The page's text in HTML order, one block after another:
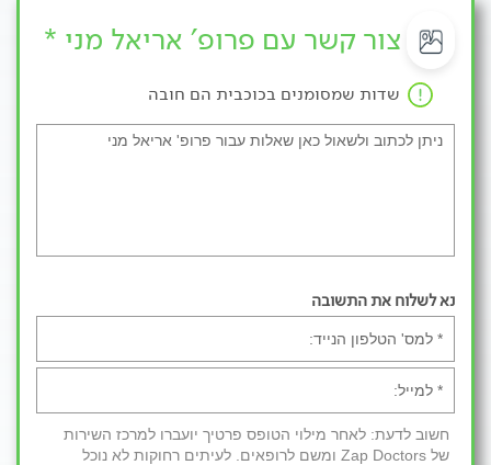
צור קשר עם פרופ' אריאל מני *
שדות שמסומנים בכוכבית הם חובה
נא לשלוח את התשובה
חשוב לדעת: לאחר מילוי הטופס פרטיך יועברו למרכז השירות
של Zap Doctors ומשם לרופאים. לעיתים רחוקות לא נוכל